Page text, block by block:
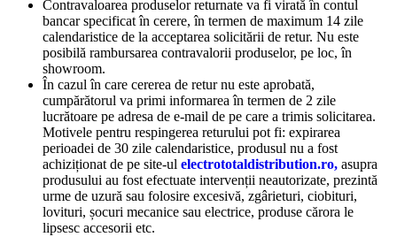
Contravaloarea produselor returnate va fi virată în contul
bancar specificat în cerere, în termen de maximum 14 zile
calendaristice de la acceptarea solicitării de retur. Nu este
posibilă rambursarea contravalorii produselor, pe loc, în
showroom.
În cazul în care cererea de retur nu este aprobată,
cumpărătorul va primi informarea în termen de 2 zile
lucrătoare pe adresa de e-mail de pe care a trimis solicitarea.
Motivele pentru respingerea returului pot fi: expirarea
perioadei de 30 zile calendaristice, produsul nu a fost
achiziționat de pe site-ul electrototaldistribution.ro, asupra
produsului au fost efectuate intervenții neautorizate, prezintă
urme de uzură sau folosire excesivă, zgârieturi, ciobituri,
lovituri, șocuri mecanice sau electrice, produse cărora le
lipsesc accesorii etc.